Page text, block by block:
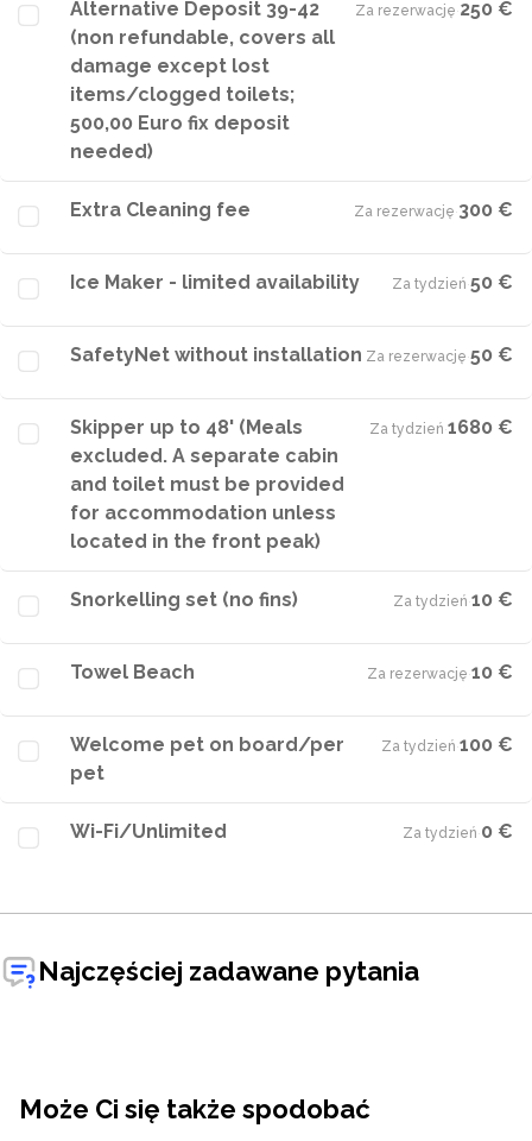
Alternative Deposit 39-42
(non refundable, covers all
damage except lost
items/clogged toilets;
500,00 Euro fix deposit
needed)
Za rezerwację·250 €
Extra Cleaning fee Za rezerwację·300 €
Ice Maker - limited availability Za tydzień·50 €
SafetyNet without installation Za rezerwację·50 €
Skipper up to 48' (Meals
excluded. A separate cabin
and toilet must be provided
for accommodation unless
located in the front peak)
Za tydzień·1680 €
Snorkelling set (no fins) Za tydzień·10 €
Towel Beach Za rezerwację·10 €
Welcome pet on board/per
pet
Za tydzień·100 €
Wi-Fi/Unlimited Za tydzień·0 €
Najczęściej zadawane pytania
Może Ci się także spodobać